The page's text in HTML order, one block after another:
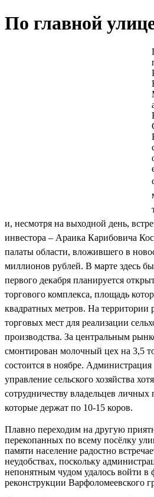
По главной
и, несмотря на выходной день,
инвестора – Араика Карибовича
палаты области, вложившего в
миллионов рублей. В марте здесь
первого декабря планируется
торгового комплекса, площадь
квадратных метров. На территории
торговых мест для реализации
производства. За центральным
смонтирован молочный цех на 3,5
состоится в ноябре.
управление сельского хозяйства
сотрудничеству владельцев личных
которые держат по 10-15 коров.
Плавно переходим на другую
перекопанных по всему посёлку
памяти население радостно
неудобствах, поскольку
непонятным чудом удалось войти в
реконструкции Варфоломеевского